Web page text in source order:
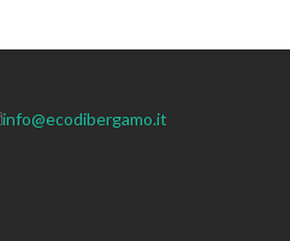
info@ecodibergamo.it